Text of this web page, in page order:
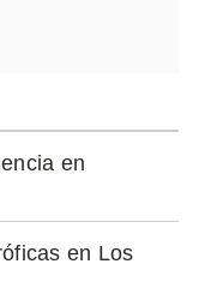
en
en Los